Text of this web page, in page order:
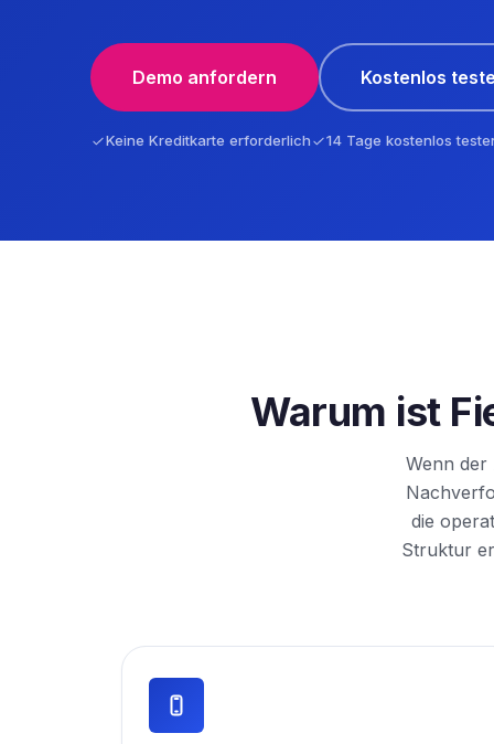
Demo anfordern Kostenlos
Keine Kreditkarte erforderlich 14 Tage kostenlos
Warum ist
Wenn der
die
Struktur